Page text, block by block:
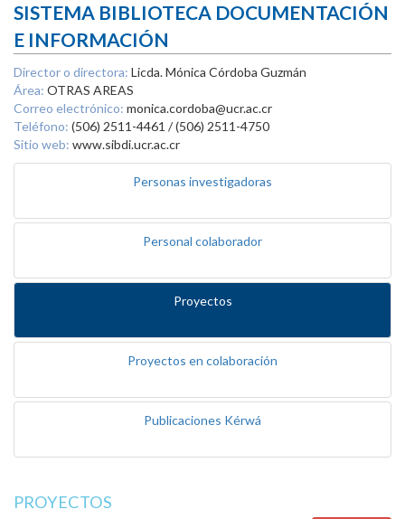
SISTEMA BIBLIOTECA DOCUMENTACIÓN
E INFORMACIÓN
Director o directora: Licda. Mónica Córdoba Guzmán
Área: OTRAS AREAS
Correo electrónico: monica.cordoba@ucr.ac.cr
Teléfono: (506) 2511-4461 / (506) 2511-4750
Sitio web: www.sibdi.ucr.ac.cr
Personas investigadoras
Personal colaborador
Proyectos
Proyectos en colaboración
Publicaciones Kérwá
PROYECTOS